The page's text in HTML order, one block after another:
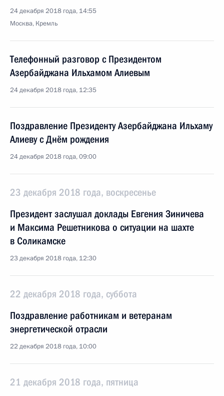
24 декабря 2018 года, 14:55
Москва, Кремль
Телефонный разговор с Президентом
Азербайджана Ильхамом Алиевым
24 декабря 2018 года, 12:35
Поздравление Президенту Азербайджана Ильхаму
Алиеву с Днём рождения
24 декабря 2018 года, 09:00
23 декабря 2018 года, воскресенье
Президент заслушал доклады Евгения Зиничева
и Максима Решетникова о ситуации на шахте
в Соликамске
23 декабря 2018 года, 12:30
22 декабря 2018 года, суббота
Поздравление работникам и ветеранам
энергетической отрасли
22 декабря 2018 года, 10:00
21 декабря 2018 года, пятница